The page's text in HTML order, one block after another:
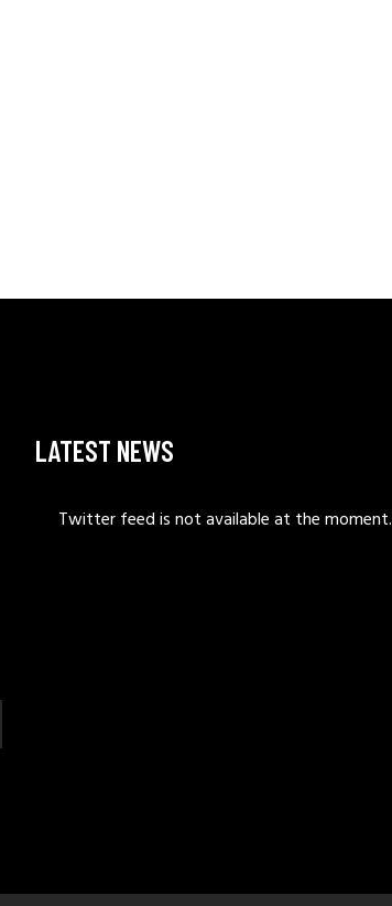
LATEST NEWS
Twitter feed is not available at the moment.